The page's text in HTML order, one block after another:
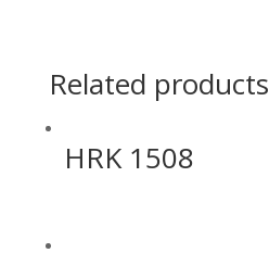
Related products
HRK 1508